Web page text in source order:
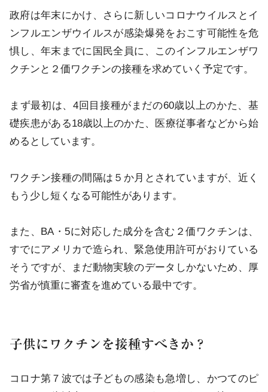
政府は年末にかけ、さらに新しいコロナウイルスとイ
ンフルエンザウイルスが感染爆発をおこす可能性を危
惧し、年末までに国民全員に、このインフルエンザワ
クチンと２価ワクチンの接種を求めていく予定です。
まず最初は、4回目接種がまだの60歳以上のかた、基
礎疾患がある18歳以上のかた、医療従事者などから始
めるとしています。
ワクチン接種の間隔は５か月とされていますが、近く
もう少し短くなる可能性があります。
また、BA・5に対応した成分を含む２価ワクチンは、
すでにアメリカで造られ、緊急使用許可がおりている
そうですが、まだ動物実験のデータしかないため、厚
労省が慎重に審査を進めている最中です。
子供にワクチンを接種すべきか？
コロナ第７波では子どもの感染も急増し、かつてのピ